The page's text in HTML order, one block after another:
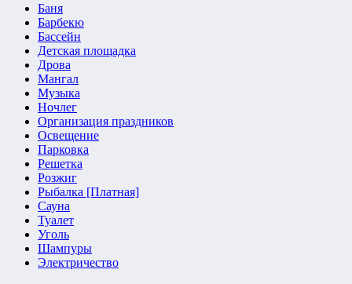
Баня
Барбекю
Бассейн
Детская площадка
Дрова
Мангал
Музыка
Ночлег
Организация праздников
Освещение
Парковка
Решетка
Розжиг
Рыбалка [Платная]
Сауна
Туалет
Уголь
Шампуры
Электричество